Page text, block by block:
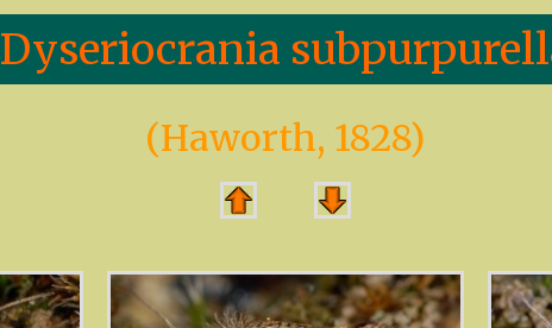
Dyseriocrania
(Haworth, 1828)